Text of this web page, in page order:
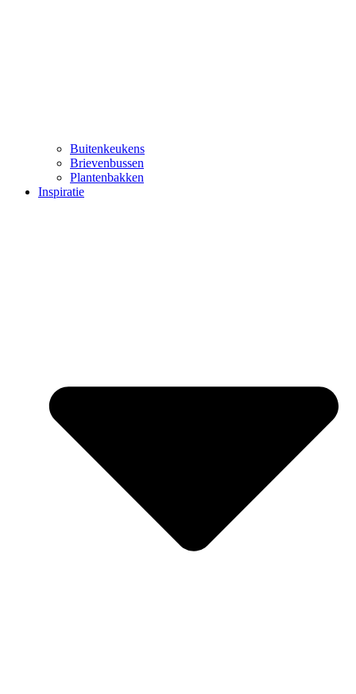
Buitenkeukens
Brievenbussen
Plantenbakken
Inspiratie